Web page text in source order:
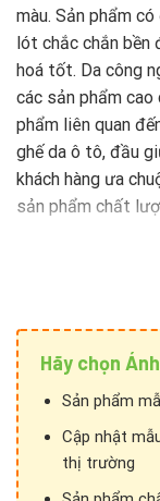
màu. Sản phẩm
lót chắc chắn bền
hoá tốt. Da công
các sản phẩm cao
phẩm liên quan
ghế da ô tô, đầu
khách hàng ưa
sản phẩm chất
Hãy chọn
Sản phẩm
Cập nhật
thị trường